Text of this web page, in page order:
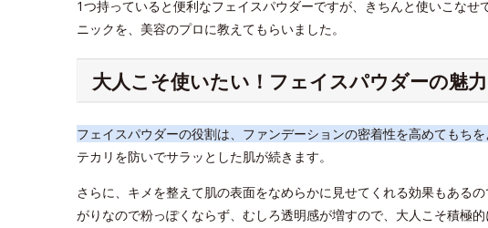
1つ持っていると便利なフェイスパウダーですが、きちんと使いこな
ニックを、美容のプロに教えてもらいました。
大人こそ使いたい！フェイスパウダーの魅力
フェイスパウダーの役割は、ファンデーションの密着性を高めてもちを
テカリを防いでサラッとした肌が続きます。
さらに、キメを整えて肌の表面をなめらかに見せてくれる効果もある
がりなので粉っぽくならず、むしろ透明感が増すので、大人こそ積極的